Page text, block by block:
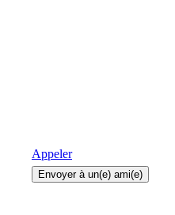
Appeler
Envoyer à un(e) ami(e)